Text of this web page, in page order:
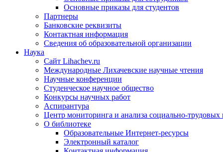
Основные приказы для студентов
Партнеры
Банковские реквизиты
Контактная информация
Сведения об образовательной организации
Наука
Сайт Lihachev.ru
Международные Лихачевские научные чтения
Научные конференции
Студенческое научное общество
Конкурсы научных работ
Аспирантура
Центр мониторинга и анализа социально-трудовых
О библиотеке
Образовательные Интернет-ресурсы
Электронный каталог